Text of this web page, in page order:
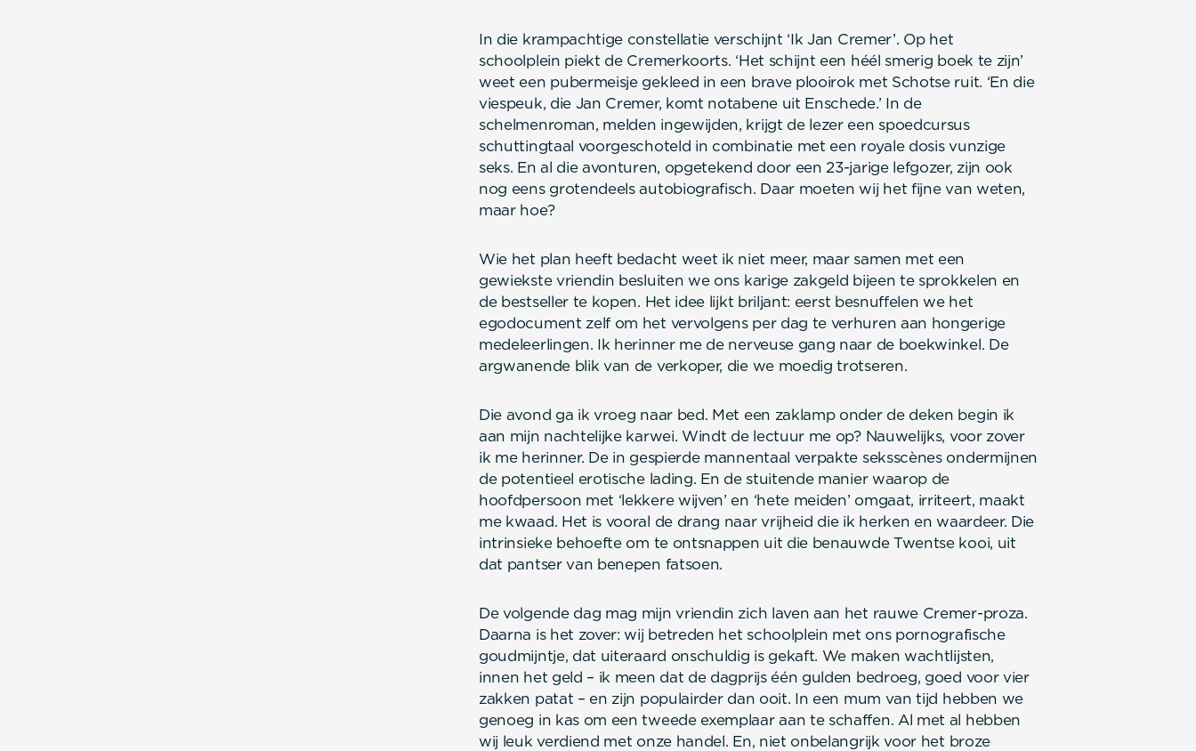
In die krampachtige constellatie verschijnt ‘Ik Jan Cremer’. Op het
schoolplein piekt de Cremerkoorts. ‘Het schijnt een héél smerig boek te zijn’
weet een pubermeisje gekleed in een brave plooirok met Schotse ruit. ‘En die
viespeuk, die Jan Cremer, komt notabene uit Enschede.’ In de
schelmenroman, melden ingewijden, krijgt de lezer een spoedcursus
schuttingtaal voorgeschoteld in combinatie met een royale dosis vunzige
seks. En al die avonturen, opgetekend door een 23-jarige lefgozer, zijn ook
nog eens grotendeels autobiografisch. Daar moeten wij het fijne van weten,
maar hoe?
Wie het plan heeft bedacht weet ik niet meer, maar samen met een
gewiekste vriendin besluiten we ons karige zakgeld bijeen te sprokkelen en
de bestseller te kopen. Het idee lijkt briljant: eerst besnuffelen we het
egodocument zelf om het vervolgens per dag te verhuren aan hongerige
medeleerlingen. Ik herinner me de nerveuse gang naar de boekwinkel. De
argwanende blik van de verkoper, die we moedig trotseren.
Die avond ga ik vroeg naar bed. Met een zaklamp onder de deken begin ik
aan mijn nachtelijke karwei. Windt de lectuur me op? Nauwelijks, voor zover
ik me herinner. De in gespierde mannentaal verpakte seksscènes ondermijnen
de potentieel erotische lading. En de stuitende manier waarop de
hoofdpersoon met ‘lekkere wijven’ en ‘hete meiden’ omgaat, irriteert, maakt
me kwaad. Het is vooral de drang naar vrijheid die ik herken en waardeer. Die
intrinsieke behoefte om te ontsnappen uit die benauwde Twentse kooi, uit
dat pantser van benepen fatsoen.
De volgende dag mag mijn vriendin zich laven aan het rauwe Cremer-proza.
Daarna is het zover: wij betreden het schoolplein met ons pornografische
goudmijntje, dat uiteraard onschuldig is gekaft. We maken wachtlijsten,
innen het geld – ik meen dat de dagprijs één gulden bedroeg, goed voor vier
zakken patat – en zijn populairder dan ooit. In een mum van tijd hebben we
genoeg in kas om een tweede exemplaar aan te schaffen. Al met al hebben
wij leuk verdiend met onze handel. En, niet onbelangrijk voor het broze